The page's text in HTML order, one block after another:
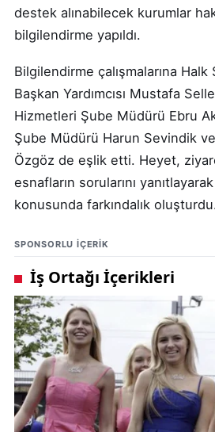
destek alınabilecek kurumlar
bilgilendirme yapıldı.
Bilgilendirme çalışmalarına Halk
Başkan Yardımcısı Mustafa
Hizmetleri Şube Müdürü Ebru
Şube Müdürü Harun Sevindik
Özgöz de eşlik etti. Heyet,
esnafların sorularını
konusunda farkındalık
SPONSORLU IÇERIK